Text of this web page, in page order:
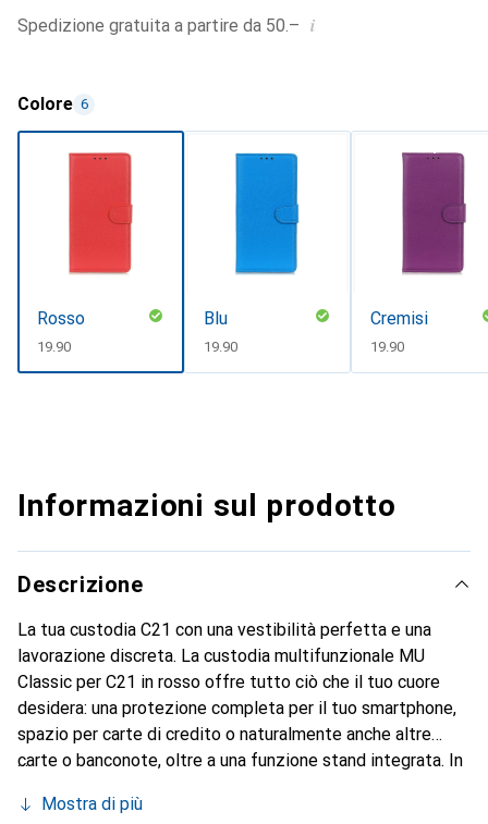
Spedizione gratuita a partire da 50.– i
Colore 6
Rosso
CHF
19.90
Blu
CHF
19.90
Cremisi
CHF
19.90
Informazioni sul prodotto
Descrizione
La tua custodia C21 con una vestibilità perfetta e una
lavorazione discreta. La custodia multifunzionale MU
Classic per C21 in rosso offre tutto ciò che il tuo cuore
desidera: una protezione completa per il tuo smartphone,
spazio per carte di credito o naturalmente anche altre
carte o banconote, oltre a una funzione stand integrata. In
ad esempio, guardare comodamente video. Oltre a queste
Mostra di più